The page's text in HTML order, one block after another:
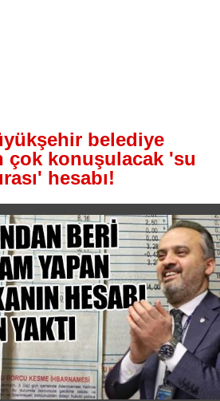
belediye
çok konuşulacak 'su
hesabı!